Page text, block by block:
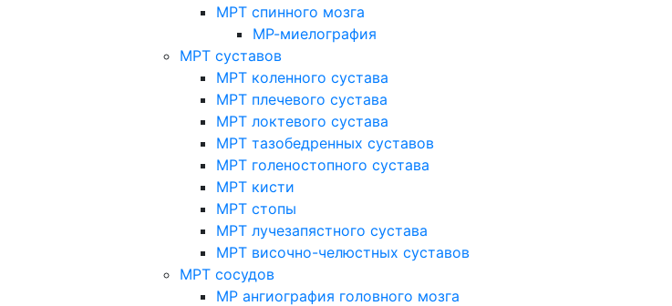
МРТ спинного мозга
МР-миелография
МРТ суставов
МРТ коленного сустава
МРТ плечевого сустава
МРТ локтевого сустава
МРТ тазобедренных суставов
МРТ голеностопного сустава
МРТ кисти
МРТ стопы
МРТ лучезапястного сустава
МРТ височно-челюстных суставов
МРТ сосудов
МР ангиография головного мозга